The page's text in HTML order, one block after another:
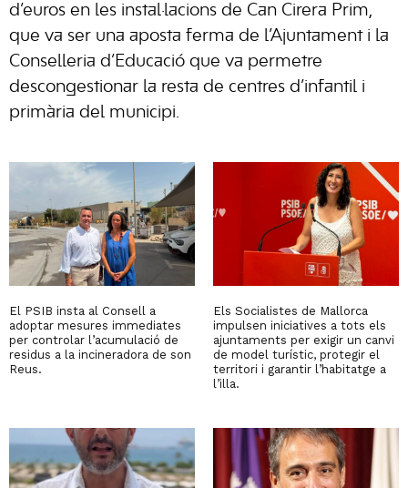
d’euros en les instal·lacions de Can Cirera Prim,
que va ser una aposta ferma de l’Ajuntament i la
Conselleria d’Educació que va permetre
descongestionar la resta de centres d’infantil i
primària del municipi.
El PSIB insta al Consell a
adoptar mesures immediates
per controlar l’acumulació de
residus a la incineradora de son
Reus.
Els Socialistes de Mallorca
impulsen iniciatives a tots els
ajuntaments per exigir un canvi
de model turístic, protegir el
territori i garantir l’habitatge a
l’illa.